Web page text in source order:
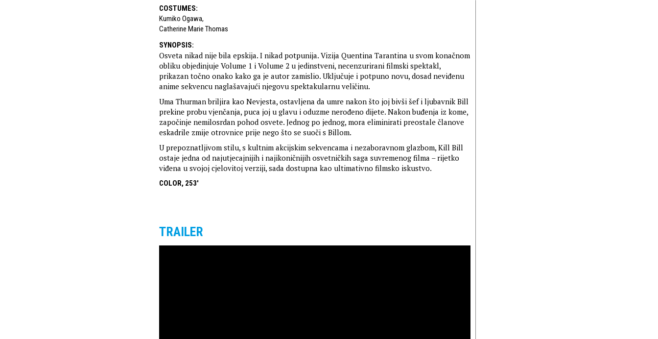
COSTUMES:
Kumiko Ogawa,
Catherine Marie Thomas
SYNOPSIS:
Osveta nikad nije bila epskija. I nikad potpunija. Vizija Quentina Tarantina u svom konačnom
obliku objedinjuje Volume 1 i Volume 2 u jedinstveni, necenzurirani filmski spektakl,
prikazan točno onako kako ga je autor zamislio. Uključuje i potpuno novu, dosad neviđenu
anime sekvencu naglašavajući njegovu spektakularnu veličinu.
Uma Thurman briljira kao Nevjesta, ostavljena da umre nakon što joj bivši šef i ljubavnik Bill
prekine probu vjenčanja, puca joj u glavu i oduzme nerođeno dijete. Nakon buđenja iz kome,
započinje nemilosrdan pohod osvete. Jednog po jednog, mora eliminirati preostale članove
eskadrile zmije otrovnice prije nego što se suoči s Billom.
U prepoznatljivom stilu, s kultnim akcijskim sekvencama i nezaboravnom glazbom, Kill Bill
ostaje jedna od najutjecajnijih i najikoničnijih osvetničkih saga suvremenog filma – rijetko
viđena u svojoj cjelovitoj verziji, sada dostupna kao ultimativno filmsko iskustvo.
COLOR, 253'
TRAILER